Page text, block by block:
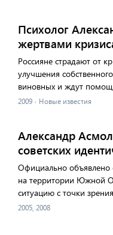
Психолог
жертвами
Россияне страдают от
улучшения
виновных и ждут
2009 · Новые известия
Александр
советских
Официально объявлено
на территории Южной
ситуацию с точки
2005, 2008